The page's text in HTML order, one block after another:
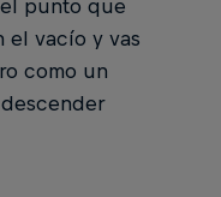
punto que
el vacío y vas
como un